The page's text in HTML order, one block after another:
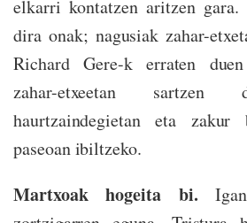
elkarri kontatzen aritzen
dira onak; nagusiak zahar-
Richard Gere-k erraten
zahar-etxeetan sartzen
haurtzaindegietan eta
paseoan ibiltzeko.
Martxoak hogeita bi.